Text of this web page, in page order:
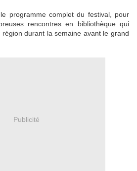
programme complet du festival, pour
rencontres en bibliothèque qui
durant la semaine avant le grand
Publicité